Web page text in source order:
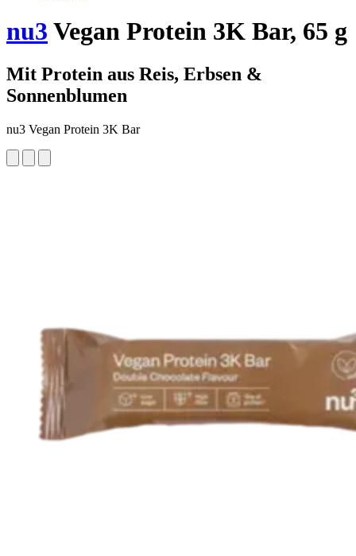
nu3 Vegan Protein 3K Bar, 65 g
Mit Protein aus Reis, Erbsen &
Sonnenblumen
nu3 Vegan Protein 3K Bar